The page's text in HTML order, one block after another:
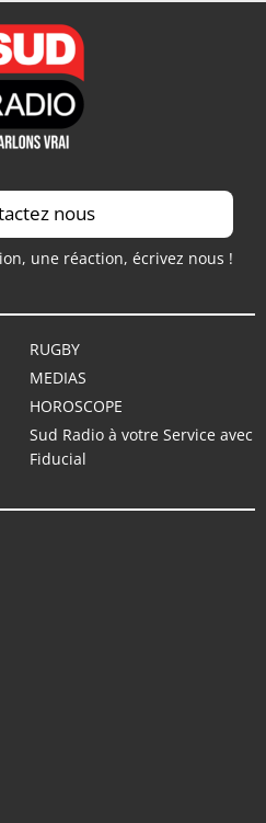
nous
une réaction, écrivez nous !
RUGBY
MEDIAS
HOROSCOPE
Sud Radio à votre Service avec
Fiducial